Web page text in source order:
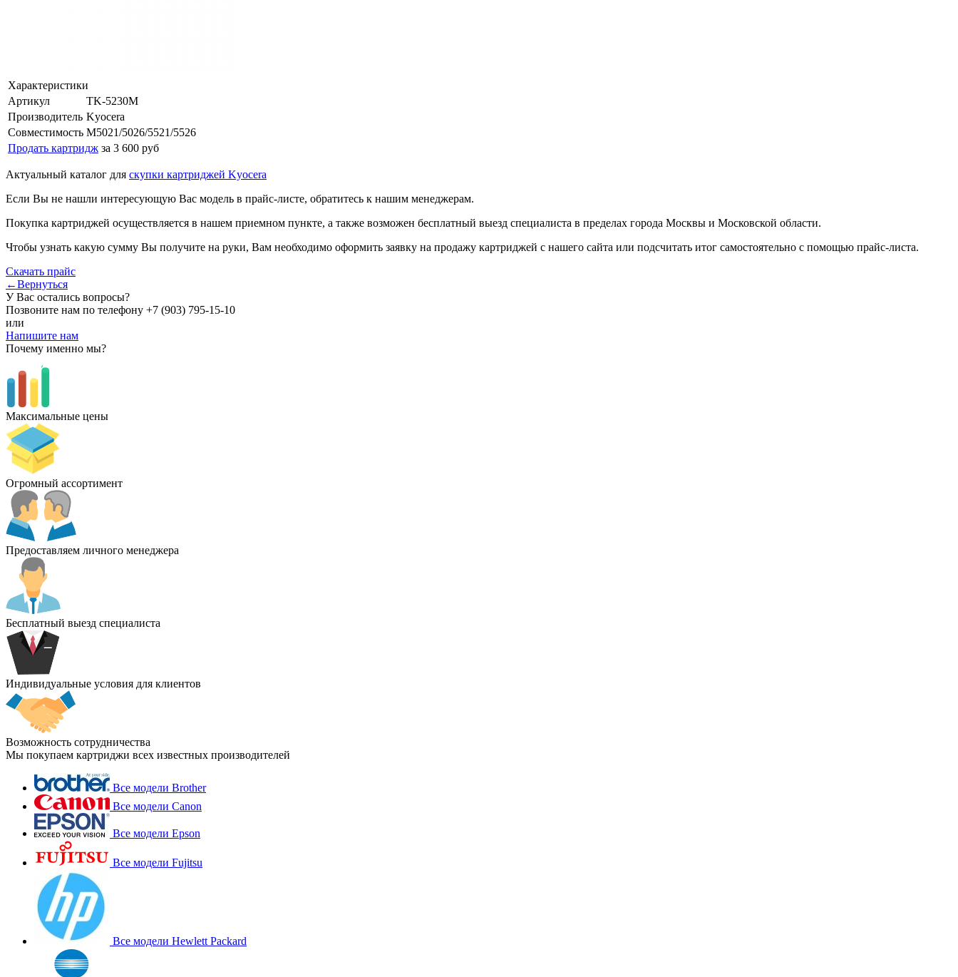
Характеристики
Артикул
TK-5230M
Производитель Kyocera
Совместимость M5021/5026/5521/5526
Продать картридж за 3 600 руб
Актуальный каталог для скупки картриджей Kyocera
Если Вы не нашли интересующую Вас модель в прайс-листе, обратитесь к нашим менеджерам.
Покупка картриджей осуществляется в нашем приемном пункте, а также возможен бесплатный выезд специалиста в пределах города Москвы и Московской области.
Чтобы узнать какую сумму Вы получите на руки, Вам необходимо оформить заявку на продажу картриджей с нашего сайта или подсчитать итог самостоятельно с помощью прайс-листа.
Скачать прайс
←Вернуться
У Вас остались вопросы?
Позвоните нам по телефону +7 (903) 795-15-10
или
Напишите нам
Почему именно мы?
Максимальные цены
Огромный ассортимент
Предоставляем личного менеджера
Бесплатный выезд специалиста
Индивидуальные условия для клиентов
Возможность сотрудничества
Мы покупаем картриджи всех известных производителей
Все модели Brother
Все модели Canon
Все модели Epson
Все модели Fujitsu
Все модели Hewlett Packard